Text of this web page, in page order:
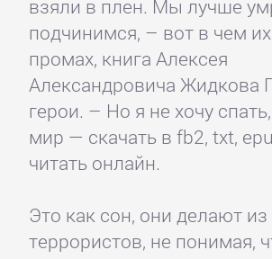
взяли в плен. Мы лучше
подчинимся, – вот в чем
промах, книга Алексея
Александровича Жидкова
герои. – Но я не хочу
мир — скачать в fb2, txt,
читать онлайн.
Это как сон, они делают
террористов, не понимая,